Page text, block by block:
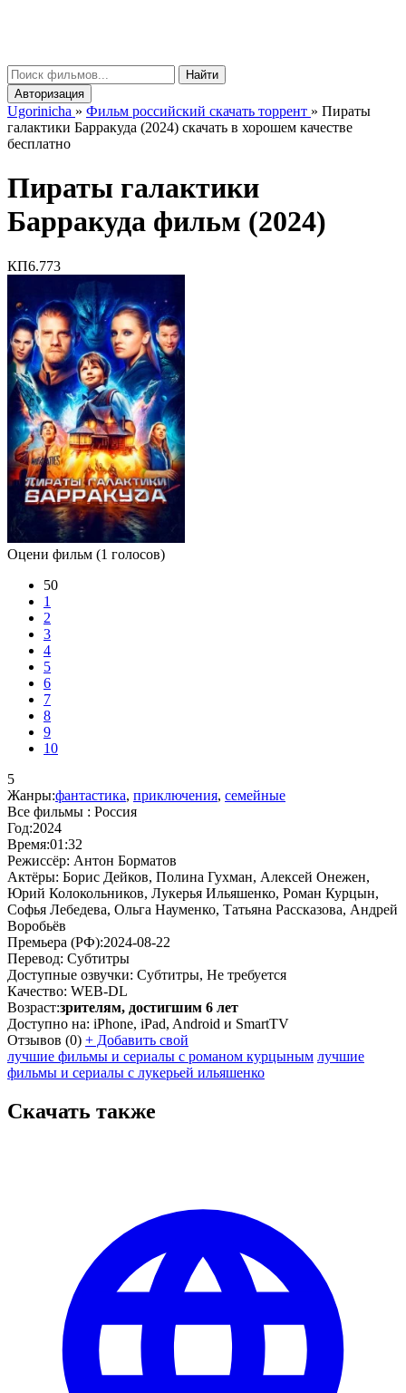
Найти
Авторизация
Ugorinicha » Фильм российский скачать торрент » Пираты
галактики Барракуда (2024) скачать в хорошем качестве
бесплатно
Пираты галактики
Барракуда фильм (2024)
КП6.773
Оцени фильм (1 голосов)
50
1
2
3
4
5
6
7
8
9
10
5
Жанры:фантастика, приключения, семейные
Все фильмы : Россия
Год:2024
Время:01:32
Режиссёр: Антон Борматов
Актёры: Борис Дейков, Полина Гухман, Алексей Онежен,
Юрий Колокольников, Лукерья Ильяшенко, Роман Курцын,
Софья Лебедева, Ольга Науменко, Татьяна Рассказова, Андрей
Воробьёв
Премьера (РФ):2024-08-22
Перевод: Субтитры
Доступные озвучки: Субтитры, Не требуется
Качество: WEB-DL
Возраст:зрителям, достигшим 6 лет
Доступно на: iPhone, iPad, Android и SmartTV
Отзывов (0) + Добавить свой
лучшие фильмы и сериалы с романом курцыным лучшие
фильмы и сериалы с лукерьей ильяшенко
Скачать также